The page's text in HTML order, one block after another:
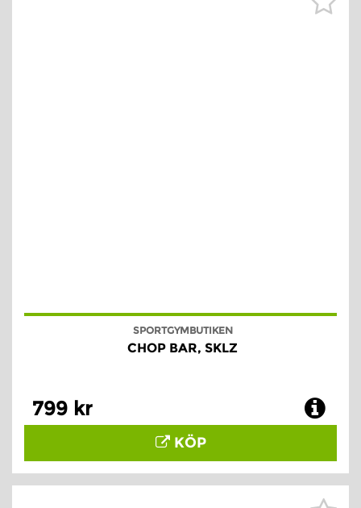
SPORTGYMBUTIKEN
CHOP BAR, SKLZ
799 kr
KÖP